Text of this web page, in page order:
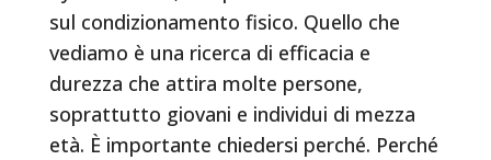
sul condizionamento fisico. Quello che
vediamo è una ricerca di efficacia e
durezza che attira molte persone,
soprattutto giovani e individui di mezza
età. È importante chiedersi perché. Perché